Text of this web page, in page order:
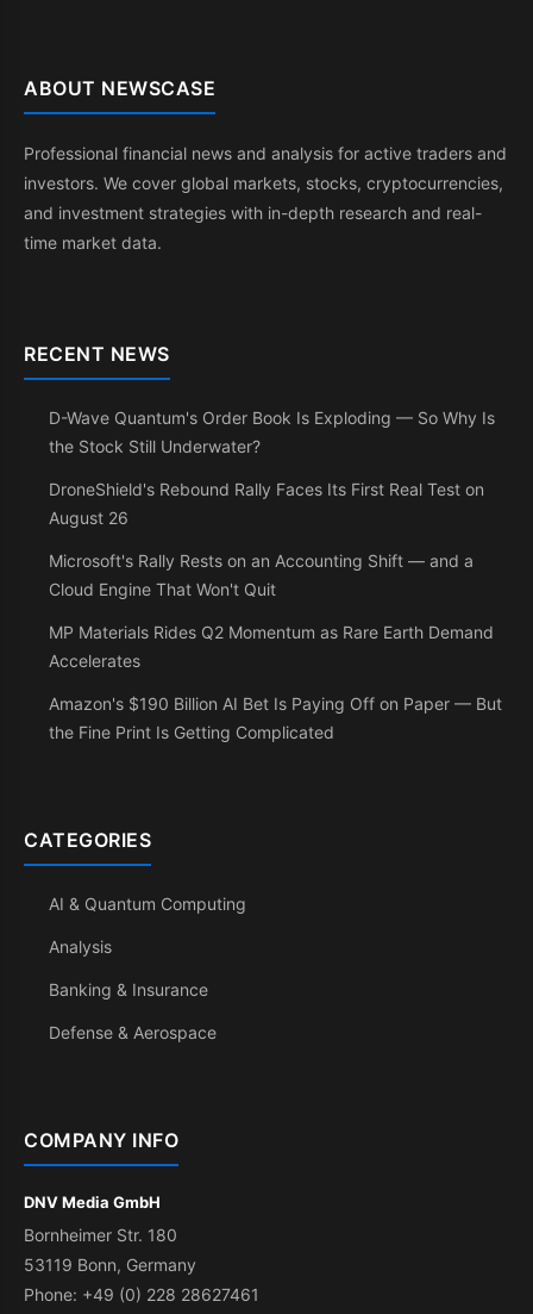
ABOUT NEWSCASE
Professional financial news and analysis for active traders and
investors. We cover global markets, stocks, cryptocurrencies,
and investment strategies with in-depth research and real-
time market data.
RECENT NEWS
D-Wave Quantum's Order Book Is Exploding — So Why Is
the Stock Still Underwater?
DroneShield's Rebound Rally Faces Its First Real Test on
August 26
Microsoft's Rally Rests on an Accounting Shift — and a
Cloud Engine That Won't Quit
MP Materials Rides Q2 Momentum as Rare Earth Demand
Accelerates
Amazon's $190 Billion AI Bet Is Paying Off on Paper — But
the Fine Print Is Getting Complicated
CATEGORIES
AI & Quantum Computing
Analysis
Banking & Insurance
Defense & Aerospace
COMPANY INFO
DNV Media GmbH
Bornheimer Str. 180
53119 Bonn, Germany
Phone: +49 (0) 228 28627461